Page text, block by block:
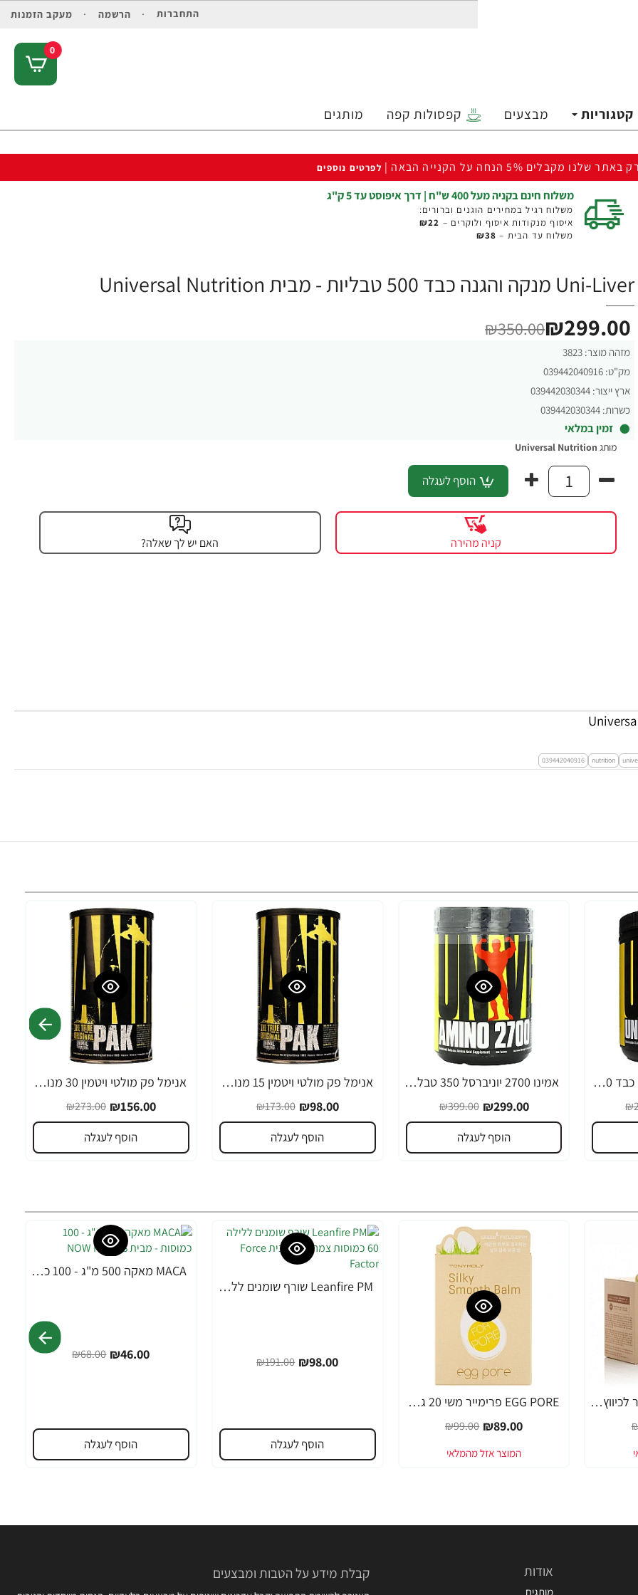
התחברות הרשמה מעקב הזמנות
0
קטגוריות מבצעים קפסולות קפה מותגים
באתר שלנו מקבלים 5% הנחה על הקנייה הבאה | לפרטים נוספים
משלוח חינם בקניה מעל 400 ש"ח | דרך איפוסט עד 5 ק"ג
משלוח רגיל במחירים הוגנים וברורים:
איסוף מנקודות איסוף ולוקרים – ₪22
משלוח עד הבית – ₪38
Uni-Liver מנקה והגנה כבד 500 טבליות - מבית Universal Nutrition
מזהה מוצר: 3823
מק"ט: 039442040916
ארץ ייצור: 039442030344
כשרות: 039442030344
זמין במלאי
₪299.00
₪350.00
מותג Universal Nutrition
הוסף לעגלה
קניה מהירה האם יש לך שאלה?
nutrition
039442040916
Uni-Liver מנקה והגנה כבד 250 טבליות - מבית Universal Nutrition -25%
אמינו 2700 יוניברסל 350 טבליות AMINO 2700 - מבית Universal Nutrition
₪299.00
₪399.00
הוסף לעגלה
-43%
אנימל פק מולטי ויטמין 15 מנות - ANIMAL PAK מבית Universal Nutrition
₪98.00
₪173.00
הוסף לעגלה
-43%
אנימל פק מולטי ויטמין 30 מנות - ANIMAL PAK מבית Universal Nutrition
₪156.00
₪273.00
הוסף לעגלה
EGG PORE מסכה קירור לכיווץ נקבוביות 30 גרם - מבית Tony Moly -10%
EGG PORE פרימייר משי 20 גרם - מבית Tony Moly
₪89.00
₪99.00
-49% Leanfire PM שורף שומנים ללילה 60 כמוסות צמחיות - מבית Force Factor
₪98.00
₪191.00
הוסף לעגלה
-32% MACA מאקה 500 מ"ג - 100 כמוסות - מבית NOW FOODS
₪46.00
₪68.00
הוסף לעגלה
אודות
מותגים
קבלת מידע על הטבות ומבצעים